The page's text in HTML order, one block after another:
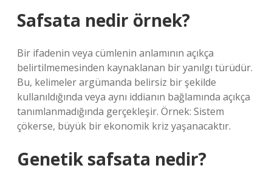
Safsata nedir örnek?
Bir ifadenin veya cümlenin anlamının açıkça
belirtilmemesinden kaynaklanan bir yanılgı türüdür.
Bu, kelimeler argümanda belirsiz bir şekilde
kullanıldığında veya aynı iddianın bağlamında açıkça
tanımlanmadığında gerçekleşir. Örnek: Sistem
çökerse, büyük bir ekonomik kriz yaşanacaktır.
Genetik safsata nedir?